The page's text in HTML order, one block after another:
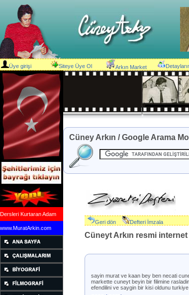
Üye girişi Siteye Üye Ol Arkın Market
Dersleri Kurtaran Adam
www.MuratArkin.com
Cüney Arkın / Google Arama
Geri dön Defteri İmzala
Cüneyt Arkın resmi
sayin murat ve kaan bey ben necati
markette cuneyt beyin bir filimine
efendilini ve saygin bir kisi oldunu